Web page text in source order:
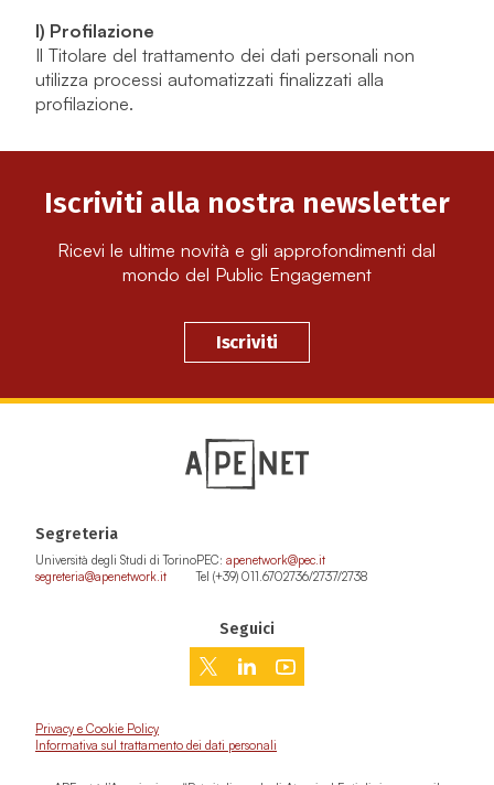
l) Profilazione
Il Titolare del trattamento dei dati personali non
utilizza processi automatizzati finalizzati alla
profilazione.
Iscriviti alla nostra newsletter
Ricevi le ultime novità e gli approfondimenti dal
mondo del Public Engagement
Iscriviti
Segreteria
Università degli Studi di Torino
segreteria@apenetwork.it
PEC: apenetwork@pec.it
Tel (+39) 011.6702736/2737/2738
Seguici
Privacy e Cookie Policy
Informativa sul trattamento dei dati personali